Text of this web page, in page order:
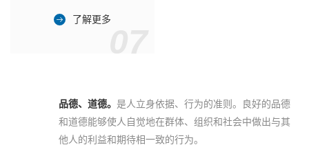
了解更多
品德、道德。 是人立身依据、行为的准则。良好的品德
和道德能够使人自觉地在群体、组织和社会中做出与其
他人的利益和期待相一致的行为。